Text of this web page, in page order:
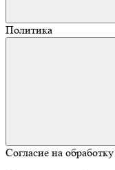
Политика
Согласие на